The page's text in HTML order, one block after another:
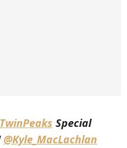
Special
@Kyle_MacLachlan